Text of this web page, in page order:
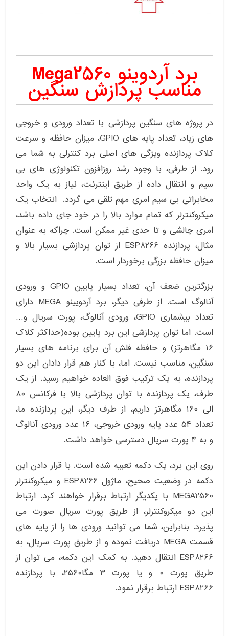
برد آردوینو Mega2560
مناسب پردازش سنگین
در پروژه های سنگین پردازشی با تعداد ورودی و خروجی
های زیاد، تعداد پایه های GPIO، میزان حافظه و سرعت
کلاک پردازنده ویژگی های اصلی برد کنترلی به شما می
رود. از طرفی، با وجود رشد روزافزون تکنولوژی های بی
سیم و انتقال داده از طریق اینترنت، نیاز به یک واحد
مخابراتی بی سیم امری مهم تلقی می گردد. انتخاب یک
میکروکنترلر که تمام موارد بالا را در خود جای داده باشد،
امری چالشی و تا حدی غیر ممکن است. چراکه به عنوان
مثال، پردازنده ESP8266 از توان پردازشی بسیار بالا و
میزان حافظه بزرگی برخوردار است.
بزرگترین ضعف آن، تعداد بسیار پایین GPIO و ورودی
آنالوگ است. از طرفی دیگر، برد آردویینو MEGA دارای
تعداد بیشماری GPIO، ورودی آنالوگ، پورت سریال و…
است. اما توان پردازشی این برد پایین بوده(حداکثر کلاک
۱۶ مگاهرتز) و حافظه فلش آن برای برنامه های بسیار
سنگین، مناسب نیست. اما، با کنار هم قرار دادان این دو
پردازنده، به یک ترکیب فوق العاده خواهیم رسید. از یک
طرف، یک پردازنده با توان پردازشی بالا با فرکانس ۸۰
الی ۱۶۰ مگاهرتز داریم، از طرف دیگر، این پردازنده ما،
تعداد ۵۴ عدد پایه ورودی خروجی، ۱۶ عدد ورودی آنالوگ
و به ۴ پورت سریال دسترسی خواهد داشت.
روی این برد، یک دکمه تعبیه شده است. با قرار دادن این
دکمه در وضعیت صحیح، ماژول ESP8266 و میکروکنترلر
MEGA2560 با یکدیگر ارتباط برقرار خواهند کرد. ارتباط
این دو میکروکنترلر، از طریق پورت سریال صورت می
پذیرد. بنابراین، شما می توانید ورودی ها را از پایه های
قسمت MEGA دریافت نموده و از طریق پورت سریال، به
ESP8266 انتقال دهید. به کمک این دکمه، می توان از
طریق پورت ۰ و یا پورت ۳ مگا۲۵۶۰، با پردازنده
ESP8266 ارتباط برقرار نمود.